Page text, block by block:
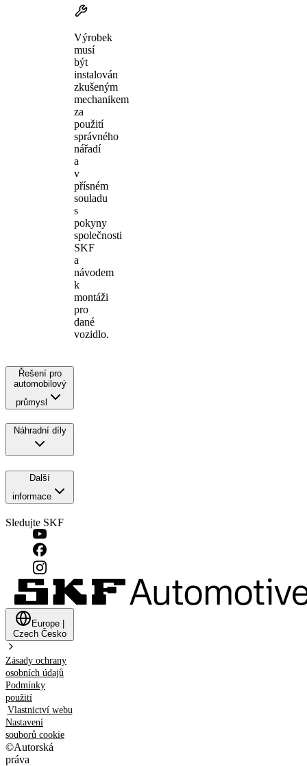
Výrobek
musí
být
instalován
zkušeným
mechanikem
za
použití
správného
nářadí
a
v
přísném
souladu
s
pokyny
společnosti
SKF
a
návodem
k
montáži
pro
dané
vozidlo.
Řešení pro
automobilový
průmysl
Náhradní díly
Další
informace
Sledujte SKF
Europe
Czech Česko
Zásady ochrany
osobních údajů
Podmínky
použití
Vlastnictví webu
Nastavení
souborů cookie
©Autorská
práva